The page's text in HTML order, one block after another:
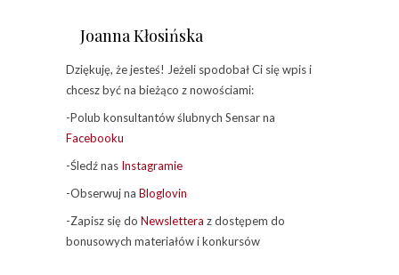
Joanna Kłosińska
Dziękuję, że jesteś! Jeżeli spodobał Ci się wpis i
chcesz być na bieżąco z nowościami:
-Polub konsultantów ślubnych Sensar na
Facebooku
-Śledź nas Instagramie
-Obserwuj na Bloglovin
-Zapisz się do Newslettera z dostępem do
bonusowych materiałów i konkursów